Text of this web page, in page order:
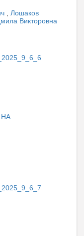
Лошаков
Викторовна